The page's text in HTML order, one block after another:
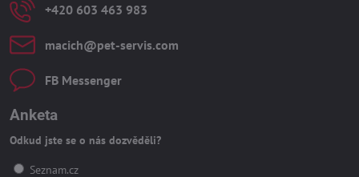
+420 603 463 983
macich​@pet-servis​.com
FB Messenger
Anketa
Odkud jste se o nás dozvěděli?
Seznam.cz